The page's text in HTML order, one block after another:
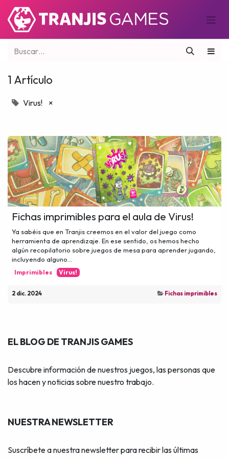
1 Artículo
Virus! ×
Fichas imprimibles para el aula de Virus!
Ya sabéis que en Tranjis creemos en el valor del juego como
herramienta de aprendizaje. En ese sentido, os hemos hecho
algún recopilatorio sobre juegos de mesa para aprender jugando,
incluyendo alguno...
Imprimibles Virus!
2 dic. 2024 Fichas imprimibles
EL BLOG DE TRANJIS GAMES
Descubre información de nuestros juegos, las personas que
los hacen y noticias sobre nuestro trabajo.
NUESTRA NEWSLETTER
Suscríbete a nuestra newsletter para recibir las últimas